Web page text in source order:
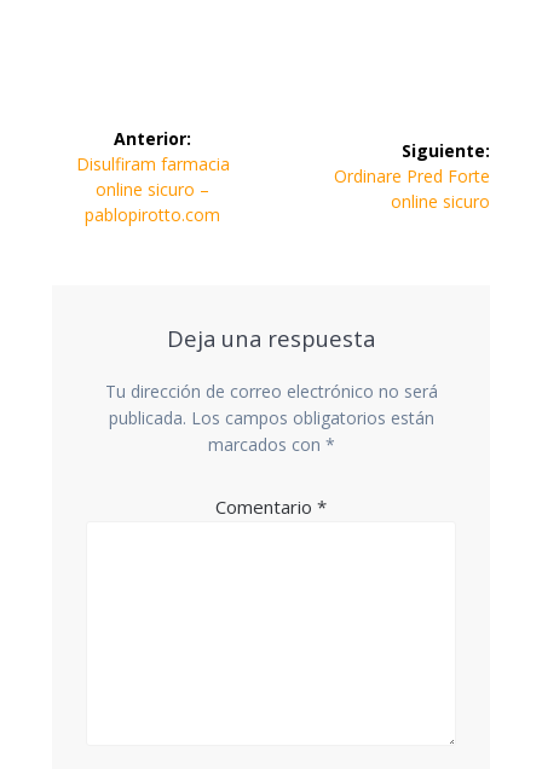
Navegación
entradas
Anterior:
Entrada
anterior:
Disulfiram farmacia
online sicuro –
pablopirotto.com
Siguiente:
Siguiente
entrada:
Ordinare Pred Forte
online sicuro
Deja una respuesta
Tu dirección de correo electrónico no será
publicada. Los campos obligatorios están
marcados con *
Comentario *